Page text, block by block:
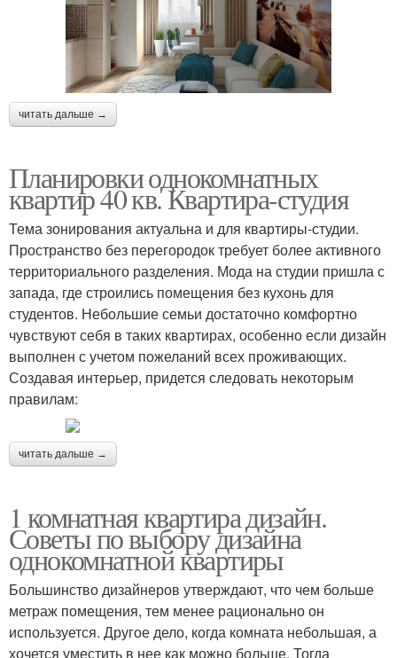
читать дальше →
Планировки однокомнатных
квартир 40 кв. Квартира-студия
Тема зонирования актуальна и для квартиры-студии.
Пространство без перегородок требует более активного
территориального разделения. Мода на студии пришла с
запада, где строились помещения без кухонь для
студентов. Небольшие семьи достаточно комфортно
чувствуют себя в таких квартирах, особенно если дизайн
выполнен с учетом пожеланий всех проживающих.
Создавая интерьер, придется следовать некоторым
правилам:
читать дальше →
1 комнатная квартира дизайн.
Советы по выбору дизайна
однокомнатной квартиры
Большинство дизайнеров утверждают, что чем больше
метраж помещения, тем менее рационально он
используется. Другое дело, когда комната небольшая, а
хочется уместить в нее как можно больше. Тогда